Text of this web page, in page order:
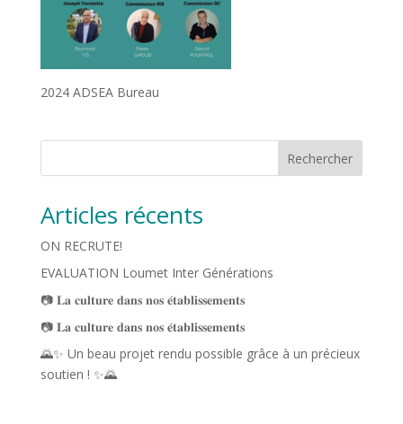
2024 ADSEA Bureau
Rechercher
Articles récents
ON RECRUTE!
EVALUATION Loumet Inter Générations
📷 𝐋𝐚 𝐜𝐮𝐥𝐭𝐮𝐫𝐞 𝐝𝐚𝐧𝐬 𝐧𝐨𝐬 𝐞́𝐭𝐚𝐛𝐥𝐢𝐬𝐬𝐞𝐦𝐞𝐧𝐭𝐬
📷 𝐋𝐚 𝐜𝐮𝐥𝐭𝐮𝐫𝐞 𝐝𝐚𝐧𝐬 𝐧𝐨𝐬 𝐞́𝐭𝐚𝐛𝐥𝐢𝐬𝐬𝐞𝐦𝐞𝐧𝐭𝐬
🌄✨ Un beau projet rendu possible grâce à un précieux
soutien ! ✨🌄